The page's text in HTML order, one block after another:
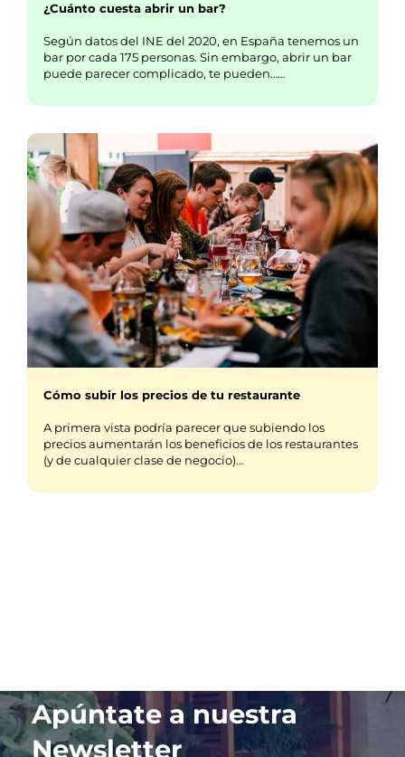
¿Cuánto cuesta abrir un bar?
Según datos del INE del 2020, en España tenemos un
bar por cada 175 personas. Sin embargo, abrir un bar
puede parecer complicado, te pueden……
Cómo subir los precios de tu restaurante
A primera vista podría parecer que subiendo los
precios aumentarán los beneficios de los restaurantes
(y de cualquier clase de negocio)…
Apúntate a nuestra
Newsletter